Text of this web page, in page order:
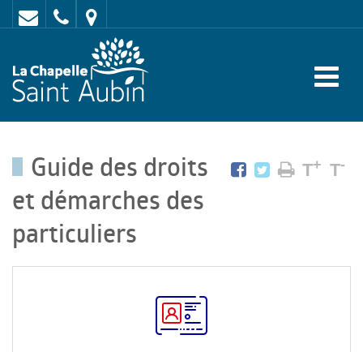
Contact
02
47
62
:
rue
de
-
LA
Guide des droits
et démarches des
particuliers
T+ T-